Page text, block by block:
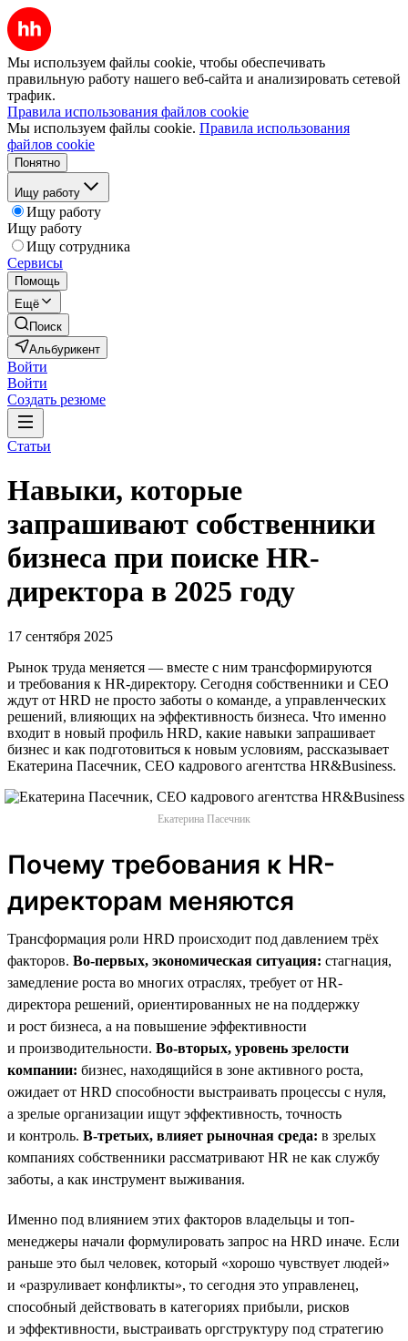
Мы используем файлы cookie, чтобы обеспечивать
правильную работу нашего веб-сайта и анализировать сетевой
трафик.
Правила использования файлов cookie
Мы используем файлы cookie. Правила использования
файлов cookie
Понятно
Ищу работу
Ищу работу
Ищу работу
Ищу сотрудника
Сервисы
Помощь
Ещё
Поиск
Альбурикент
Войти
Войти
Создать резюме
Статьи
Навыки, которые
запрашивают собственники
бизнеса при поиске HR-
директора в 2025 году
17 сентября 2025
Рынок труда меняется — вместе с ним трансформируются
и требования к HR-директору. Сегодня собственники и СЕО
ждут от HRD не просто заботы о команде, а управленческих
решений, влияющих на эффективность бизнеса. Что именно
входит в новый профиль HRD, какие навыки запрашивает
бизнес и как подготовиться к новым условиям, рассказывает
Екатерина Пасечник, CEO кадрового агентства HR&Business.
Екатерина Пасечник
Почему требования к HR-
директорам меняются
Трансформация роли HRD происходит под давлением трёх
факторов. Во-первых, экономическая ситуация: стагнация,
замедление роста во многих отраслях, требует от HR-
директора решений, ориентированных не на поддержку
и рост бизнеса, а на повышение эффективности
и производительности. Во-вторых, уровень зрелости
компании: бизнес, находящийся в зоне активного роста,
ожидает от HRD способности выстраивать процессы с нуля,
а зрелые организации ищут эффективность, точность
и контроль. В-третьих, влияет рыночная среда: в зрелых
компаниях собственники рассматривают HR не как службу
заботы, а как инструмент выживания.
Именно под влиянием этих факторов владельцы и топ-
менеджеры начали формулировать запрос на HRD иначе. Если
раньше это был человек, который «хорошо чувствует людей»
и «разруливает конфликты», то сегодня это управленец,
способный действовать в категориях прибыли, рисков
и эффективности, выстраивать оргструктуру под стратегию